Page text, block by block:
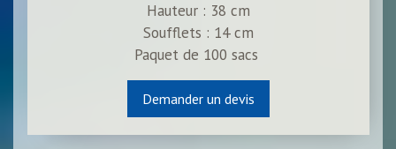
Hauteur : 38 cm
Soufflets : 14 cm
Paquet de 100 sacs
Demander un devis